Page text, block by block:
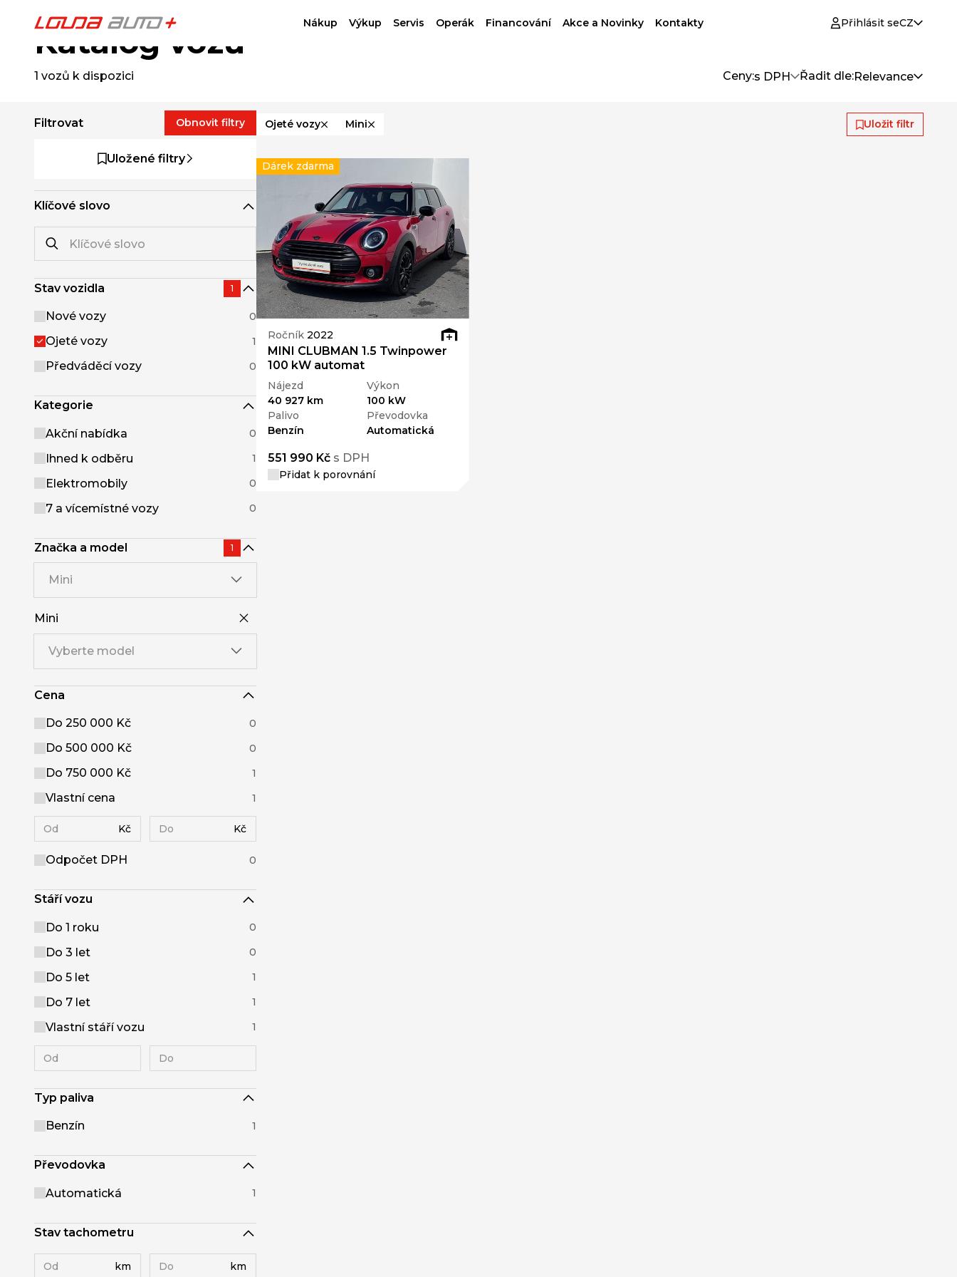
Nákup Výkup Servis Operák Financování Akce a Novinky Kontakty Přihlásit seCZ
Katalog vozů
1 vozů k dispozici Ceny:s DPH Řadit dle:Relevance
Filtrovat Obnovit filtry
Uložené filtry
Klíčové slovo
Stav vozidla 1
Nové vozy 0
Ojeté vozy 1
Předváděcí vozy 0
Kategorie
Akční nabídka 0
Ihned k odběru 1
Elektromobily 0
7 a vícemístné vozy 0
Značka a model 1
Mini
Mini
Vyberte model
Cena
Do 250 000 Kč 0
Do 500 000 Kč 0
Do 750 000 Kč 1
Vlastní cena 1
Kč Kč
Odpočet DPH 0
Stáří vozu
Do 1 roku 0
Do 3 let 0
Do 5 let 1
Do 7 let 1
Vlastní stáří vozu 1
Typ paliva
Benzín 1
Převodovka
Automatická 1
Stav tachometru
km km
Ojeté vozy Mini Uložit filtr
Ročník 2022
MINI CLUBMAN 1.5 Twinpower
100 kW automat
Nájezd
40 927 km
Výkon
100 kW
Palivo
Benzín
Převodovka
Automatická
551 990 Kč s DPH
Přidat k porovnání
Dárek zdarma